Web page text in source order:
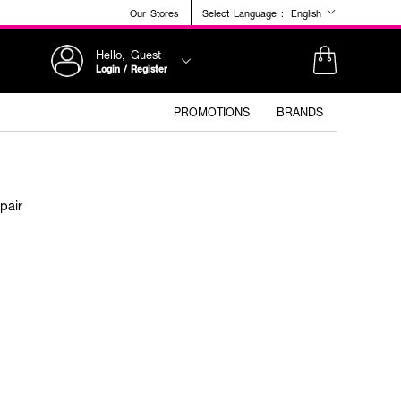
Our Stores Select Language : English
Hello, Guest
Login / Register
PROMOTIONS BRANDS